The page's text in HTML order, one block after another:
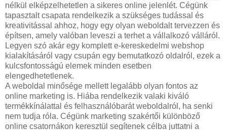
nélkül elképzelhetetlen a sikeres online jelenlét. Cégünk
tapasztalt csapata rendelkezik a szükséges tudással és
kreativitással ahhoz, hogy egy olyan weboldalt tervezzen és
építsen, amely valóban leveszi a terhet a vállalkozó válláról.
Legyen szó akár egy komplett e-kereskedelmi webshop
kialakításáról vagy csupán egy bemutatkozó oldalról, ezek a
kulcsfontosságú elemek minden esetben
elengedhetetlenek.
A weboldal minősége mellett legalább olyan fontos az
online marketing is. Hiába rendelkezik valaki kiváló
termékkínálattal és felhasználóbarát weboldalról, ha senki
nem tudja róla. Cégünk marketing szakértői különböző
online csatornákon keresztül segítenek célba juttatni a